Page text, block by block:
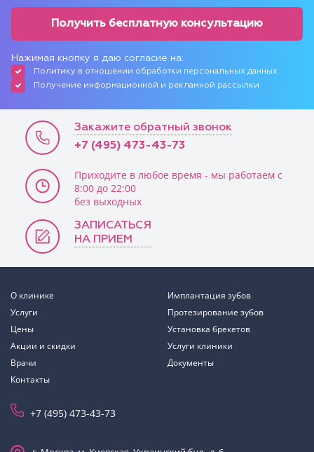
Получить бесплатную консультацию
Нажимая кнопку я даю согласие на:
Политику в отношении обработки персональных данных
Получение информационной и рекламной рассылки
Закажите обратный звонок
+7 (495) 473-43-73
Приходите в любое время - мы работаем с
8:00 до 22:00
без выходных
ЗАПИСАТЬСЯ
НА ПРИЕМ
О клинике
Услуги
Цены
Акции и скидки
Врачи
Контакты
Имплантация зубов
Протезирование зубов
Установка брекетов
Услуги клиники
Документы
+7 (495) 473-43-73